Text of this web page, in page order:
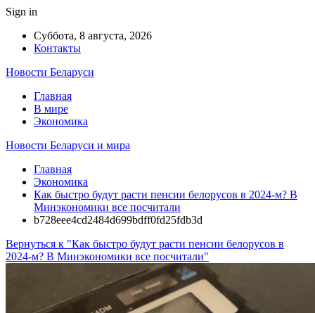
Sign in
Суббота, 8 августа, 2026
Контакты
Новости Беларуси
Главная
В мире
Экономика
Новости Беларуси и мира
Главная
Экономика
Как быстро будут расти пенсии белорусов в 2024-м? В
Минэкономики все посчитали
b728eee4cd2484d699bdff0fd25fdb3d
Вернуться к "Как быстро будут расти пенсии белорусов в
2024-м? В Минэкономики все посчитали"